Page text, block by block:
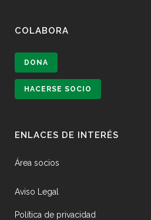
COLABORA
DONA
HACERSE SOCIO
ENLACES DE INTERÉS
Área socios
Aviso Legal
Política de privacidad